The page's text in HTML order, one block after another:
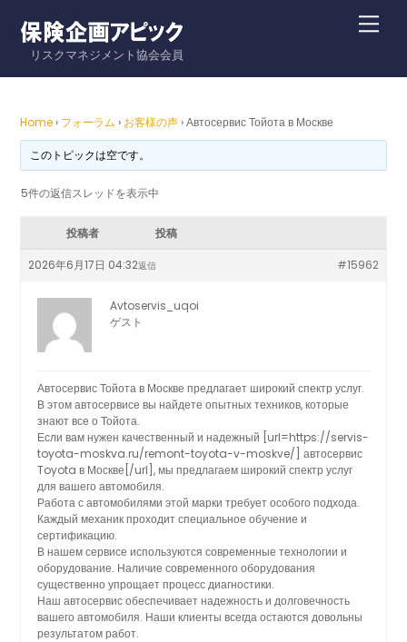
contentリスクマネジメント協会会員
Home › フォーラム › お客様の声 › Автосервис Тойота в Москве
このトピックは空です。
5件の返信スレッドを表示中
投稿者 投稿
2026年6月17日 04:32 #15962
返信
Avtoservis_uqoi
ゲスト
Автосервис Тойота в Москве предлагает широкий спектр услуг.
В этом автосервисе вы найдете опытных техников, которые
знают все о Тойота.
Если вам нужен качественный и надежный [url=https://servis-
toyota-moskva.ru/remont-toyota-v-moskve/] автосервис
Toyota в Москве[/url], мы предлагаем широкий спектр услуг
для вашего автомобиля.
Работа с автомобилями этой марки требует особого подхода.
Каждый механик проходит специальное обучение и
сертификацию.
В нашем сервисе используются современные технологии и
оборудование. Наличие современного оборудования
существенно упрощает процесс диагностики.
Наш автосервис обеспечивает надежность и долговечность
вашего автомобиля. Наши клиенты всегда остаются довольны
результатом работ.